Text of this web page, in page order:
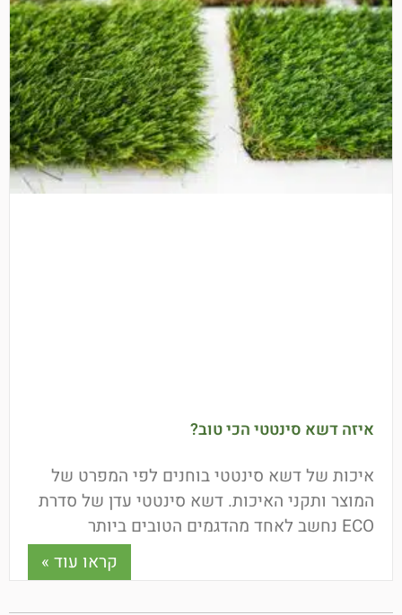
איזה דשא סינטטי הכי טוב?
איכות של דשא סינטטי בוחנים לפי המפרט של
המוצר ותקני האיכות. דשא סינטטי עדן של סדרת
ECO נחשב לאחד מהדגמים הטובים ביותר
קראו עוד »